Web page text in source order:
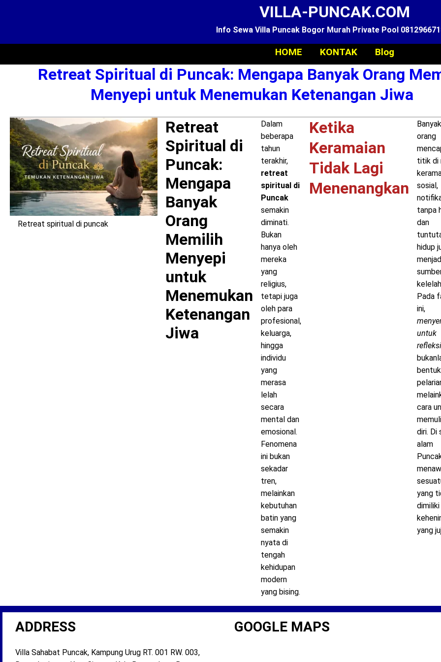
VILLA-PUNCAK.COM
Info Sewa Villa Puncak Bogor Murah Private Pool
HOME KONTAK Blog
Retreat Spiritual di Puncak: Mengapa Banyak Orang
Menyepi untuk Menemukan Ketenangan Jiwa
Retreat spiritual di puncak
Retreat
Spiritual di
Puncak:
Mengapa
Banyak
Orang
Memilih
Menyepi
untuk
Menemukan
Ketenangan
Jiwa
Dalam
beberapa
tahun
terakhir,
retreat
spiritual di
Puncak
semakin
diminati.
Bukan
hanya oleh
mereka
yang
religius,
tetapi juga
oleh para
profesional,
keluarga,
hingga
individu
yang
merasa
lelah
secara
mental dan
emosional.
Fenomena
ini bukan
sekadar
tren,
melainkan
kebutuhan
batin yang
semakin
nyata di
tengah
kehidupan
modern
yang bising.
Ketika
Keramaian
Tidak Lagi
Menenangkan
Banyak
orang
titik di
sosial,
tanpa
dan
hidup
Pada
ini,
untuk
refleksi
bentuk
cara
diri. Di
alam
yang
yang
ADDRESS
Villa Sahabat Puncak, Kampung Urug RT. 001 RW. 003,
GOOGLE MAPS